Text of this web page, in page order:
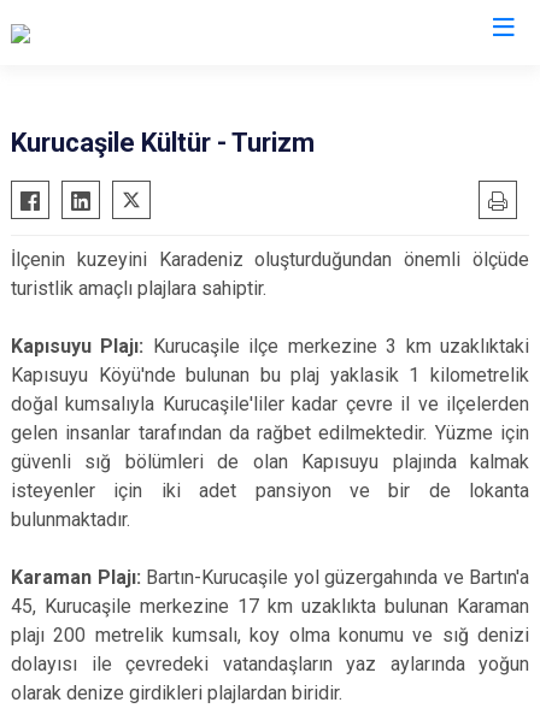
Kurucaşile Kültür - Turizm
İlçenin kuzeyini Karadeniz oluşturduğundan önemli ölçüde
turistlik amaçlı plajlara sahiptir.
Kapısuyu Plajı: Kurucaşile ilçe merkezine 3 km uzaklıktaki
Kapısuyu Köyü'nde bulunan bu plaj yaklasik 1 kilometrelik
doğal kumsalıyla Kurucaşile'liler kadar çevre il ve ilçelerden
gelen insanlar tarafından da rağbet edilmektedir. Yüzme için
güvenli sığ bölümleri de olan Kapısuyu plajında kalmak
isteyenler için iki adet pansiyon ve bir de lokanta
bulunmaktadır.
Karaman Plajı: Bartın-Kurucaşile yol güzergahında ve Bartın'a
45, Kurucaşile merkezine 17 km uzaklıkta bulunan Karaman
plajı 200 metrelik kumsalı, koy olma konumu ve sığ denizi
dolayısı ile çevredeki vatandaşların yaz aylarında yoğun
olarak denize girdikleri plajlardan biridir.